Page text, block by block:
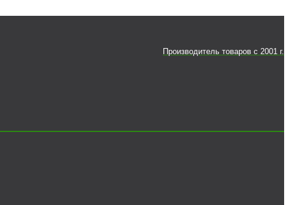
Производитель товаров c 2001 г.